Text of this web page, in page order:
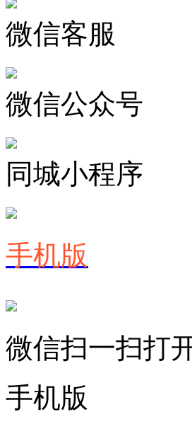
微信客服
微信公众号
同城小程序
手机版
微信扫一扫打
手机版